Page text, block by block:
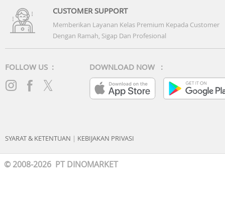
CUSTOMER SUPPORT
Memberikan Layanan Kelas Premium Kepada Customer
Dengan Ramah, Sigap Dan Profesional
FOLLOW US : DOWNLOAD NOW :
SYARAT & KETENTUAN | KEBIJAKAN PRIVASI
© 2008-2026 PT DINOMARKET